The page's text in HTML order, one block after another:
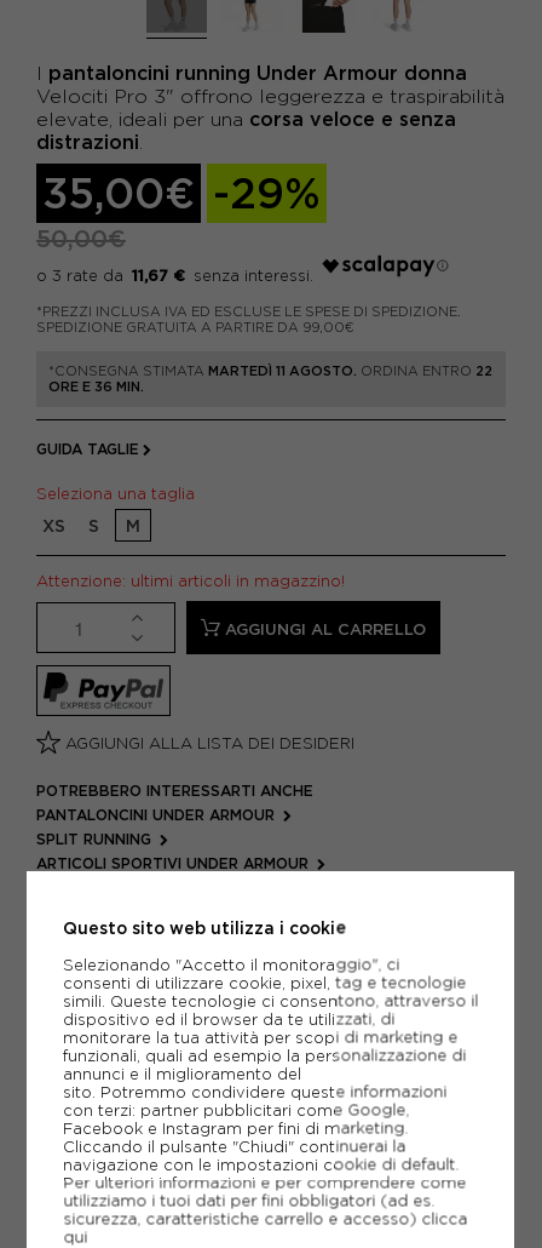
I pantaloncini running Under Armour donna
Velociti Pro 3" offrono leggerezza e traspirabilità
elevate, ideali per una corsa veloce e senza
distrazioni
35,00€ -29%
50,00€
11,67 €
*PREZZI INCLUSA IVA ED ESCLUSE LE SPESE DI SPEDIZIONE.
SPEDIZIONE GRATUITA A PARTIRE DA 99,00€
*CONSEGNA STIMATA MARTEDÌ 11 AGOSTO. ORDINA ENTRO 22
ORE E 36 MIN.
GUIDA TAGLIE
Seleziona una taglia
XS S M
Attenzione: ultimi articoli in magazzino!
AGGIUNGI AL CARRELLO
AGGIUNGI ALLA LISTA DEI DESIDERI
POTREBBERO INTERESSARTI ANCHE
PANTALONCINI UNDER ARMOUR
SPLIT RUNNING
ARTICOLI SPORTIVI UNDER ARMOUR
PIÙ INFORMAZIONI
SCHEDA TECNICA
GUIDA ALLE TAGLIE
CONSIGLIATI DA NOI
Questo sito web utilizza i cookie
Selezionando "Accetto il monitoraggio", ci
consenti di utilizzare cookie, pixel, tag e tecnologie
simili. Queste tecnologie ci consentono, attraverso il
dispositivo ed il browser da te utilizzati, di
monitorare la tua attività per scopi di marketing e
funzionali, quali ad esempio la personalizzazione di
annunci e il miglioramento del
sito. Potremmo condividere queste informazioni
con terzi: partner pubblicitari come Google,
Facebook e Instagram per fini di marketing.
Cliccando il pulsante "Chiudi" continuerai la
navigazione con le impostazioni cookie di default.
Per ulteriori informazioni e per comprendere come
utilizziamo i tuoi dati per fini obbligatori (ad es.
sicurezza, caratteristiche carrello e accesso) clicca
qui